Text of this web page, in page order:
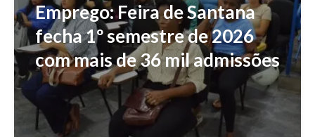
Emprego: Feira de Santana
fecha 1º semestre de 2026
com mais de 36 mil admissões